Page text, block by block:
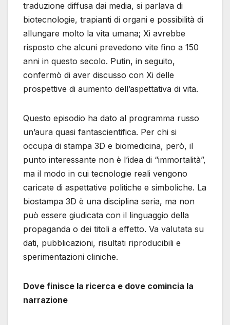
traduzione diffusa dai media, si parlava di
biotecnologie, trapianti di organi e possibilità di
allungare molto la vita umana; Xi avrebbe
risposto che alcuni prevedono vite fino a 150
anni in questo secolo. Putin, in seguito,
confermò di aver discusso con Xi delle
prospettive di aumento dell’aspettativa di vita.
Questo episodio ha dato al programma russo
un’aura quasi fantascientifica. Per chi si
occupa di stampa 3D e biomedicina, però, il
punto interessante non è l’idea di “immortalità”,
ma il modo in cui tecnologie reali vengono
caricate di aspettative politiche e simboliche. La
biostampa 3D è una disciplina seria, ma non
può essere giudicata con il linguaggio della
propaganda o dei titoli a effetto. Va valutata su
dati, pubblicazioni, risultati riproducibili e
sperimentazioni cliniche.
Dove finisce la ricerca e dove comincia la
narrazione